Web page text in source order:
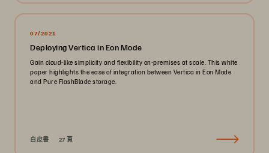
07/2021
Deploying Vertica in Eon Mode
Gain cloud-like simplicity and flexibility on-premises at scale. This white
paper highlights the ease of integration between Vertica in Eon Mode
and Pure FlashBlade storage.
白皮書 27 頁